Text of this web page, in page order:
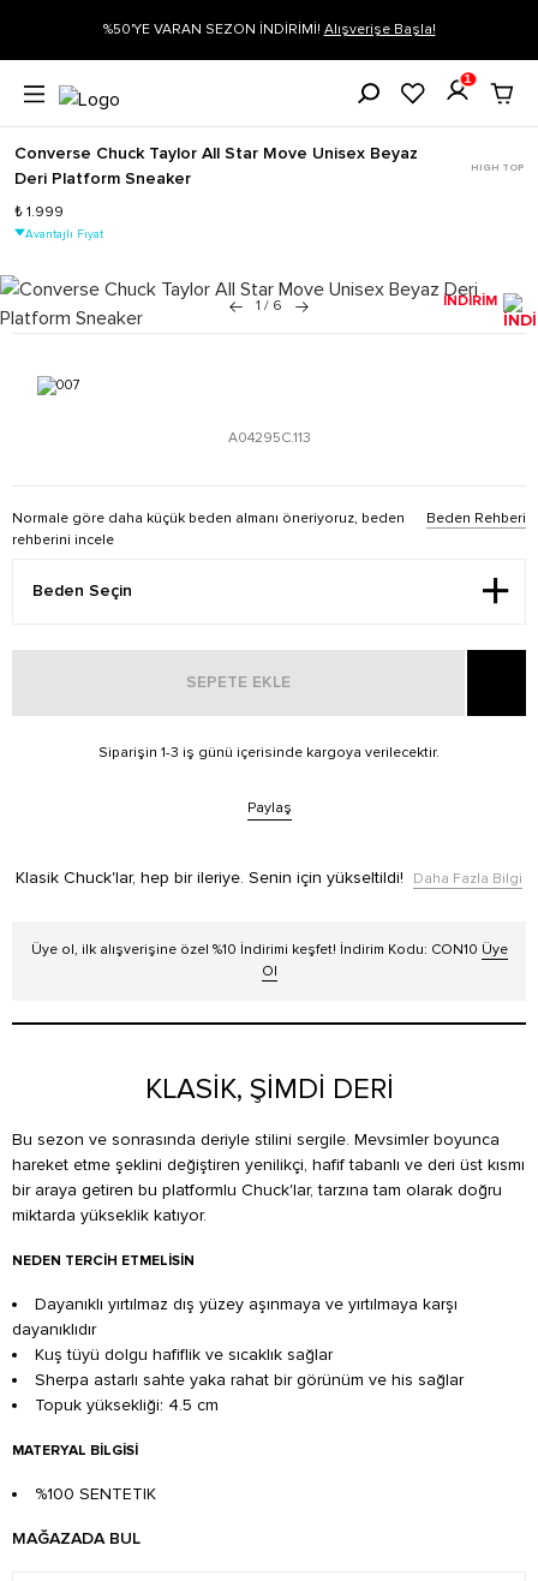
%50'YE VARAN SEZON İNDİRİMİ! Alışverişe Başla!
1
Converse Chuck Taylor All Star Move Unisex Beyaz
Deri Platform Sneaker
HIGH TOP
₺ 1.999
Avantajlı Fiyat
1 / 6 İNDİRİM
A04295C.113
Normale göre daha küçük beden almanı öneriyoruz, beden
rehberini incele
Beden Rehberi
SEPETE EKLE
Siparişin 1-3 iş günü içerisinde kargoya verilecektir.
Paylaş
Klasik Chuck'lar, hep bir ileriye. Senin için yükseltildi! Daha Fazla Bilgi
Üye ol, ilk alışverişine özel %10 İndirimi keşfet! İndirim Kodu: CON10 Üye
Ol
KLASİK, ŞİMDİ DERİ
Bu sezon ve sonrasında deriyle stilini sergile. Mevsimler boyunca
hareket etme şeklini değiştiren yenilikçi, hafif tabanlı ve deri üst kısmı
bir araya getiren bu platformlu Chuck'lar, tarzına tam olarak doğru
miktarda yükseklik katıyor.
NEDEN TERCIH ETMELISIN
Dayanıklı yırtılmaz dış yüzey aşınmaya ve yırtılmaya karşı
dayanıklıdır
Kuş tüyü dolgu hafiflik ve sıcaklık sağlar
Sherpa astarlı sahte yaka rahat bir görünüm ve his sağlar
Topuk yüksekliği: 4.5 cm
MATERYAL BILGISI
%100 SENTETIK
MAĞAZADA BUL